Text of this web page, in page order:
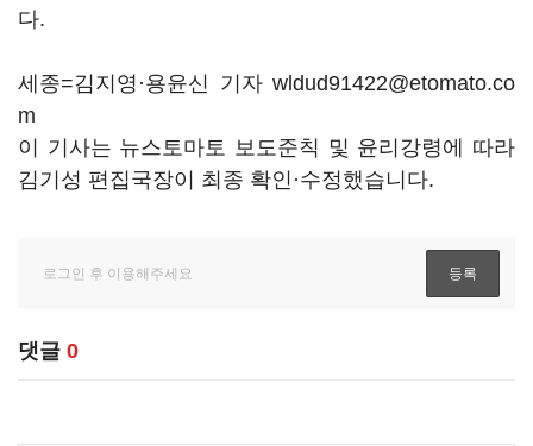
다.
세종=김지영·용윤신 기자 wldud91422@etomato.co
m
이 기사는 뉴스토마토 보도준칙 및 윤리강령에 따라
김기성 편집국장이 최종 확인·수정했습니다.
댓글 0